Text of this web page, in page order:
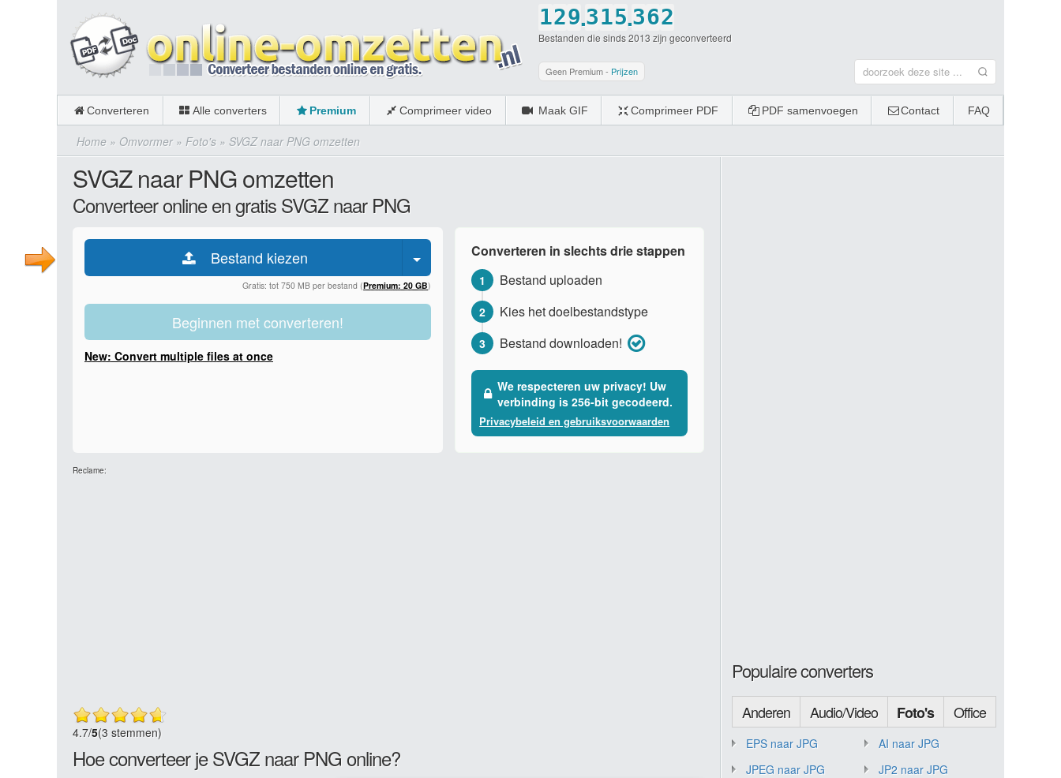
1
2
3
4
5
6
0
2
3
4
5
6
7
9
0
.3
4
5
6
7
8
1
2
3
4
5
6
0
5
6
7
8
9
0
.3
4
5
6
7
8
6
7
9
0
2
3
5
6
7
Bestanden die sinds 2013 zijn geconverteerd
Geen Premium - Prijzen
Converteren Alle converters Premium Comprimeer video Maak GIF Comprimeer PDF PDF samenvoegen Contact FAQ
Home » Omvormer» Foto's » SVGZ naar PNG omzetten
SVGZ naar PNG omzetten
Converteer online en gratis SVGZ naar PNG
Bestand kiezen
Gratis: tot 750 MB per bestand (Premium: 20 GB)
Beginnen met converteren!
New: Convert multiple files at once
Converteren in slechts drie stappen
1 Bestand uploaden
2 Kies het doelbestandstype
3 Bestand downloaden!
We respecteren uw privacy! Uw
verbinding is 256-bit gecodeerd.
Privacybeleid en gebruiksvoorwaarden
Reclame:
4.7/5(3 stemmen)
Hoe converteer je SVGZ naar PNG online?
Populaire converters
Anderen Audio/Video Foto's Office
EPS naar JPG
AI naar JPG
JPEG naar JPG
JP2 naar JPG